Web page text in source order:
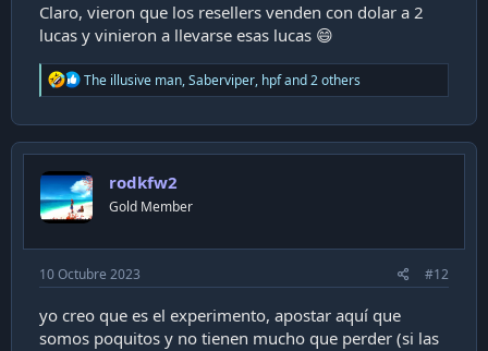
Claro, vieron que los resellers venden con dolar a 2
lucas y vinieron a llevarse esas lucas 😄
R
e
c
t
o
n
s
The illusive man,Saberviper, hpfand 2 others
rodkfw2
Gold Member
10 Octubre 2023 #12
yo creo que es el experimento, apostar aquí que
somos poquitos y no tienen mucho que perder (si las